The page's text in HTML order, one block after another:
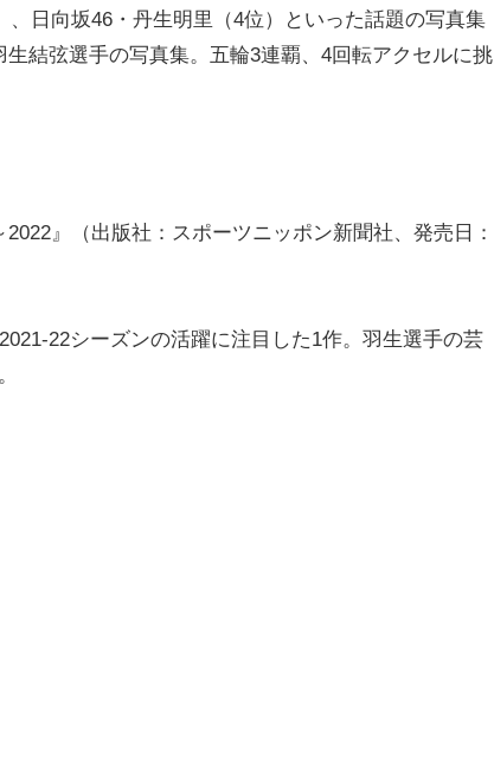
日向坂46・丹生明里（4位）といった話題の写真集
結弦選手の写真集。五輪3連覇、4回転アクセルに挑
』（出版社：スポーツニッポン新聞社、発売日：
22シーズンの活躍に注目した1作。羽生選手の芸